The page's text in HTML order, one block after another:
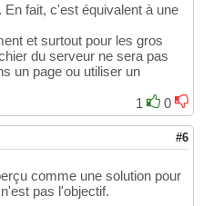
fait, c'est équivalent à une
et surtout pour les gros
du serveur ne sera pas
un page ou utiliser un
1
0
#6
comme une solution pour
pas l'objectif.